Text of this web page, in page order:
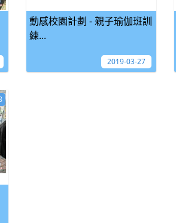
動感校園計劃 - 親子瑜伽班訓
練...
2019-03-27